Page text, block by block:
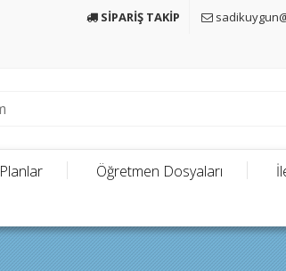
SİPARİŞ TAKİP
Planlar Öğretmen Dosyaları